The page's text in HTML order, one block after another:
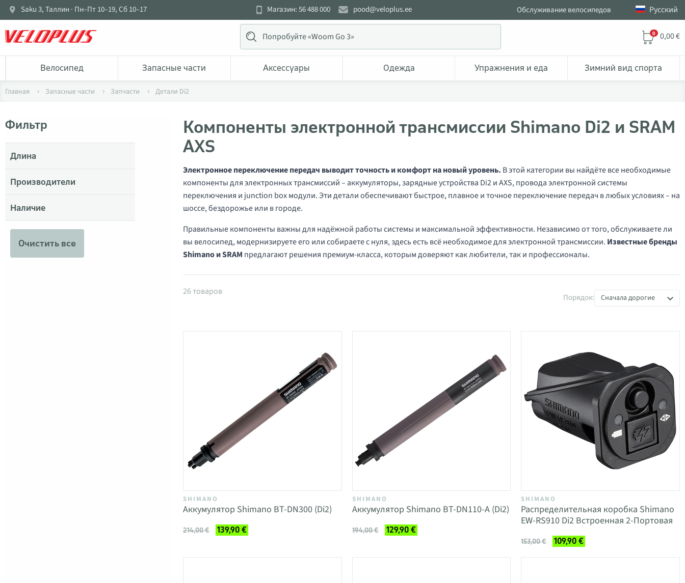
Saku 3, Таллин · Пн–Пт 10–19, Сб 10–17 Магазин: 56 488 000 pood@veloplus.ee Обслуживание велосипедов Pусский
0 0,00 €
Bелосипед Запасные части Аксессуары Одежда Упражнения и еда Зимний вид спорта
Главная Запасные части Запчасти Детали Di2
Компоненты электронной трансмиссии Shimano Di2 и SRAM
AXS
Электронное переключение передач выводит точность и комфорт на новый уровень. В этой категории вы найдёте все необходимые
компоненты для электронных трансмиссий – аккумуляторы, зарядные устройства Di2 и AXS, провода электронной системы
переключения и junction box модули. Эти детали обеспечивают быстрое, плавное и точное переключение передач в любых условиях – на
шоссе, бездорожье или в городе.
Правильные компоненты важны для надёжной работы системы и максимальной эффективности. Независимо от того, обслуживаете ли
вы велосипед, модернизируете его или собираете с нуля, здесь есть всё необходимое для электронной трансмиссии. Известные бренды
Shimano и SRAM предлагают решения премиум-класса, которым доверяют как любители, так и профессионалы.
Фильтр
Длина
Производители
Наличие
Очистить все
Товары в категории Детали Di2
26 товаров
Порядок: Сначала дорогие
SHIMANO
Аккумулятор Shimano BT-DN300 (Di2)
214,00 € 139,90 €
SHIMANO
Аккумулятор Shimano BT-DN110-A (Di2)
194,00 € 129,90 €
SHIMANO
Распределительная коробка Shimano
EW-RS910 Di2 Встроенная 2-Портовая
153,00 € 109,90 €